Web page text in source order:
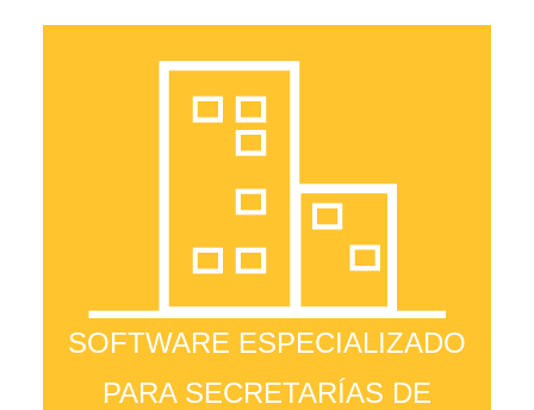
SOFTWARE ESPECIALIZADO
PARA SECRETARÍAS DE